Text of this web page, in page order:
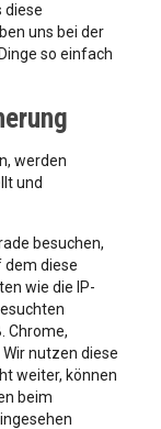
diese
uns bei der
so einfach
werden
und
besuchen,
dem diese
wie die IP-
Chrome,
nutzen diese
weiter, können
beim